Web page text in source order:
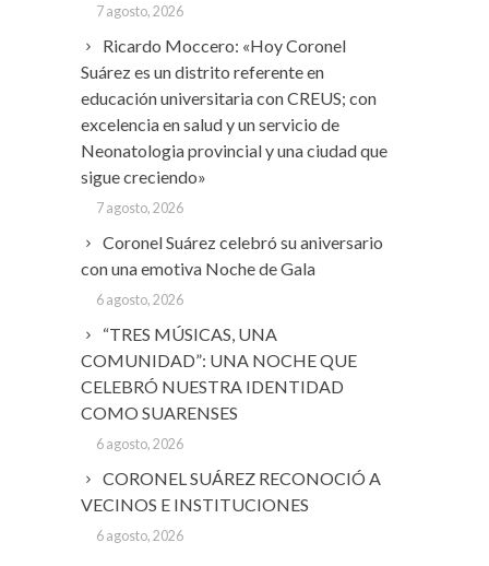
7 agosto, 2026
Ricardo Moccero: «Hoy Coronel
Suárez es un distrito referente en
educación universitaria con CREUS; con
excelencia en salud y un servicio de
Neonatologia provincial y una ciudad que
sigue creciendo»
7 agosto, 2026
Coronel Suárez celebró su aniversario
con una emotiva Noche de Gala
6 agosto, 2026
“TRES MÚSICAS, UNA
COMUNIDAD”: UNA NOCHE QUE
CELEBRÓ NUESTRA IDENTIDAD
COMO SUARENSES
6 agosto, 2026
CORONEL SUÁREZ RECONOCIÓ A
VECINOS E INSTITUCIONES
6 agosto, 2026